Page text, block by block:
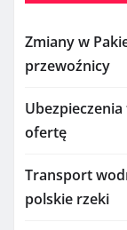
Zmiany w
przewoźnicy
ofertę
Transport
polskie rzeki